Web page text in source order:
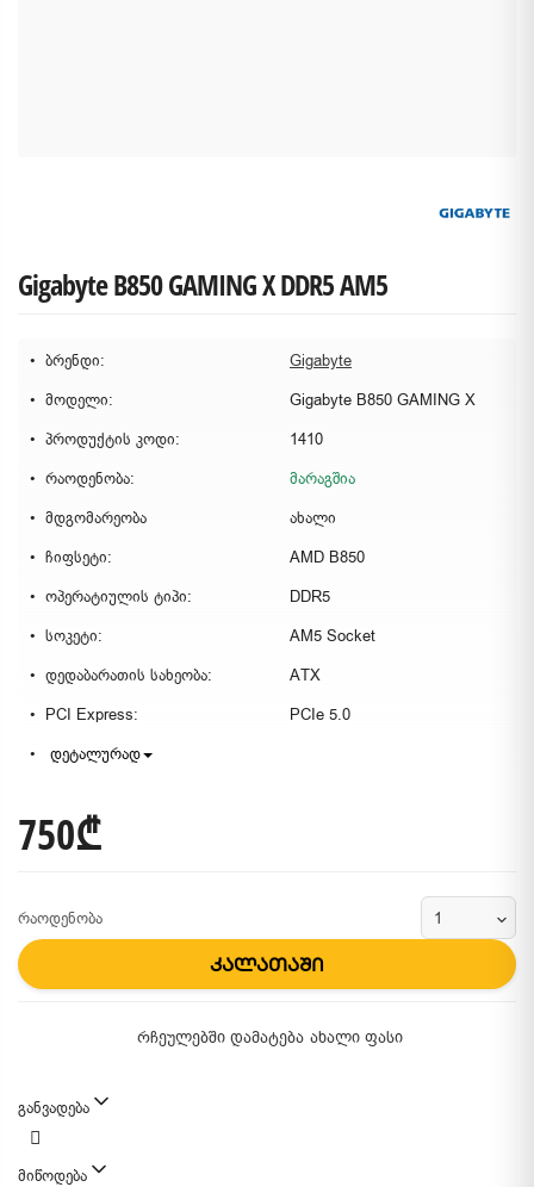
Gigabyte B850 GAMING X DDR5 AM5
ბრენდი:
Gigabyte
მოდელი:
Gigabyte B850 GAMING X
პროდუქტის კოდი:
1410
რაოდენობა:
მარაგშია
მდგომარეობა
ახალი
ჩიფსეტი:
AMD B850
ოპერატიულის ტიპი:
DDR5
სოკეტი:
AM5 Socket
დედაბარათის სახეობა:
ATX
PCI Express:
PCIe 5.0
დეტალურად
750₾
რაოდენობა
კალათაში
რჩეულებში დამატება ახალი ფასი
განვადება
მიწოდება